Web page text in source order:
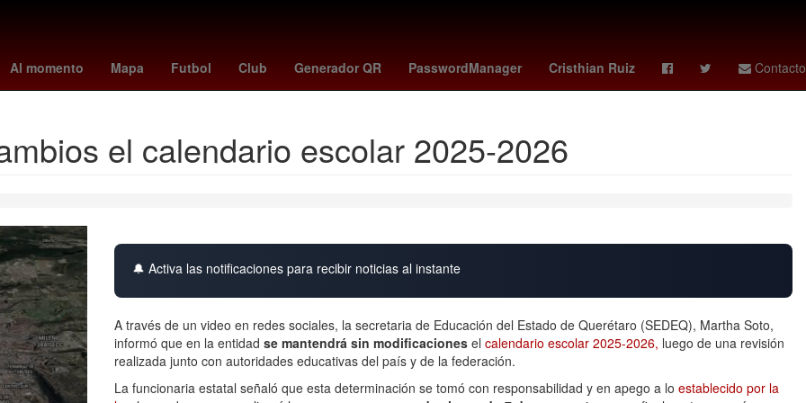
Al momento Mapa Futbol Club Generador QR PasswordManager Cristhian Ruiz Contacto
Semana Santa america vs nashville Star Wars santos vs recoleta coby white padres - angels trail blazers - suns
el calendario escolar 2025-2026
🔔 Activa las notificaciones para recibir noticias al instante
A través de un video en redes sociales, la secretaria de Educación del Estado de Querétaro (SEDEQ), Martha Soto,
informó que en la entidad se mantendrá sin modificaciones el calendario escolar 2025-2026, luego de una revisión
realizada junto con autoridades educativas del país y de la federación.
La funcionaria estatal señaló que esta determinación se tomó con responsabilidad y en apego a lo establecido por la